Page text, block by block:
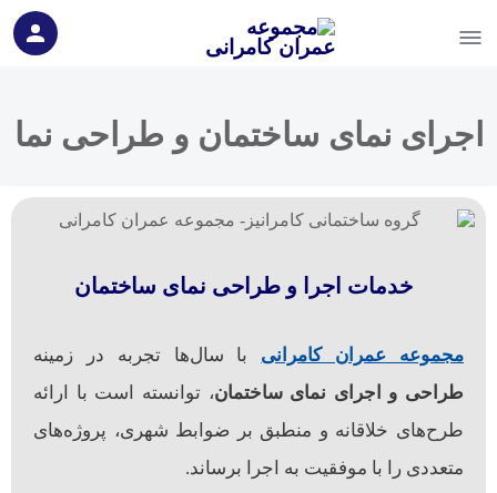
اجرای نمای ساختمان و طراحی نما
خدمات اجرا و طراحی نمای ساختمان
مجموعه عمران کامرانی با سال‌ها تجربه در زمینه
طراحی و اجرای نمای ساختمان، توانسته است با ارائه
طرح‌های خلاقانه و منطبق بر ضوابط شهری، پروژه‌های
متعددی را با موفقیت به اجرا برساند.